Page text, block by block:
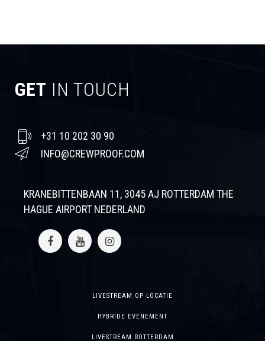
GET IN TOUCH
+31 10 202 30 90
INFO@CREWPROOF.COM
KRANEBITTENBAAN 11, 3045 AJ ROTTERDAM THE
HAGUE AIRPORT NEDERLAND
LIVESTREAM OP LOCATIE
HYBRIDE EVENEMENT
LIVESTREAM ROTTERDAM